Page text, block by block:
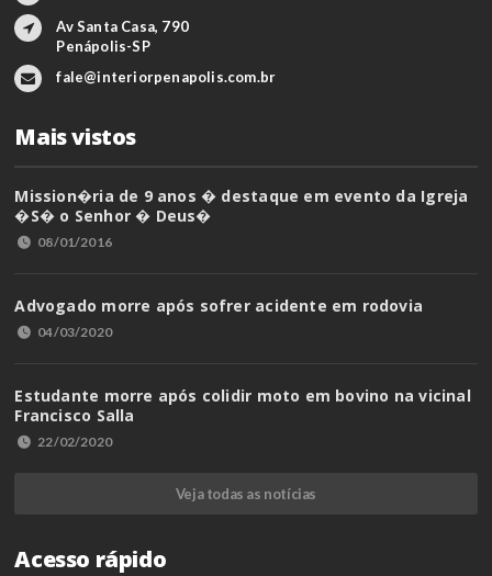
Av Santa Casa, 790
Penápolis-SP
fale@interiorpenapolis.com.br
Mais vistos
Mission�ria de 9 anos � destaque em evento da Igreja
�S� o Senhor � Deus�
08/01/2016
Advogado morre após sofrer acidente em rodovia
04/03/2020
Estudante morre após colidir moto em bovino na vicinal
Francisco Salla
22/02/2020
Veja todas as notícias
Acesso rápido